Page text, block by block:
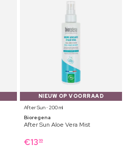
NIEUW OP VOORRAAD
After Sun ⋅ 200 ml
Bioregena
After Sun Aloe Vera Mist
€13 99